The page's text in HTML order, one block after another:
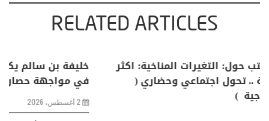
RELATED ARTICLES
منذر بالضيافي يكتب حول: التغيرات المناخية: اكثر
من ظاهرة طبيعية .. تحول اجتماعي وحضاري (
مقاربة سوسيولوجية )